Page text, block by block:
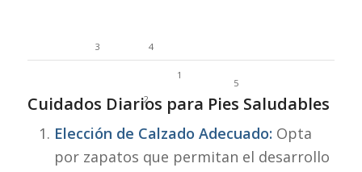
Cuidados Diarios para Pies Saludables
Elección de Calzado Adecuado: Opta
por zapatos que permitan el desarrollo
1
2
3 4
5